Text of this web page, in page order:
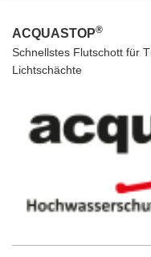
ACQUASTOP®
Schnellstes Flutschott für
Lichtschächte